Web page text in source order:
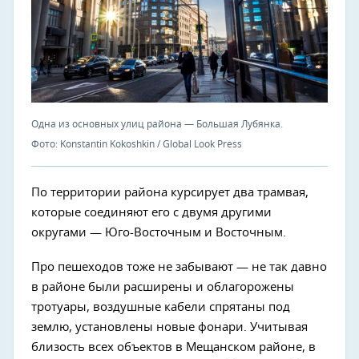
Одна из основных улиц района — Большая Лубянка.
Фото: Konstantin Kokoshkin / Global Look Press
По территории района курсирует два трамвая,
которые соединяют его с двумя другими
округами — Юго-Восточным и Восточным.
Про пешеходов тоже не забывают — не так давно
в районе были расширены и облагорожены
тротуары, воздушные кабели спрятаны под
землю, установлены новые фонари. Учитывая
близость всех объектов в Мещанском районе, в